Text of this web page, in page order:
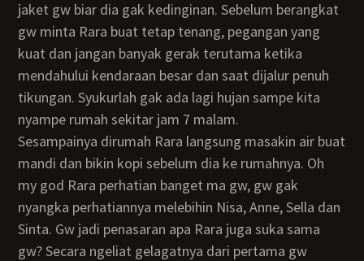
jaket gw biar dia gak kedinginan. Sebelum berangkat
gw minta Rara buat tetap tenang, pegangan yang
kuat dan jangan banyak gerak terutama ketika
mendahului kendaraan besar dan saat dijalur penuh
tikungan. Syukurlah gak ada lagi hujan sampe kita
nyampe rumah sekitar jam 7 malam.
Sesampainya dirumah Rara langsung masakin air buat
mandi dan bikin kopi sebelum dia ke rumahnya. Oh
my god Rara perhatian banget ma gw, gw gak
nyangka perhatiannya melebihin Nisa, Anne, Sella dan
Sinta. Gw jadi penasaran apa Rara juga suka sama
gw? Secara ngeliat gelagatnya dari pertama gw